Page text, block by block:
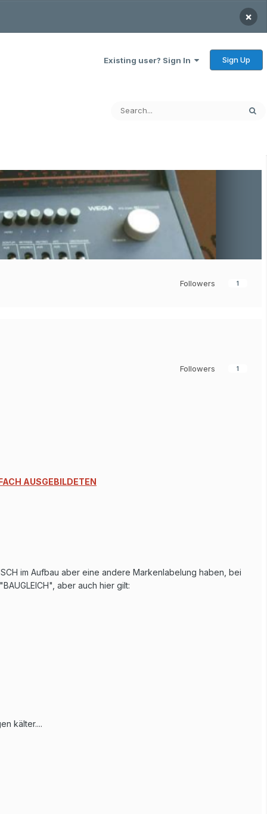
×
Existing user? Sign In Sign Up
Followers 1
Followers 1
AUSGEBILDETEN
im Aufbau aber eine andere Markenlabelung haben, bei
aber auch hier gilt:
kälter....